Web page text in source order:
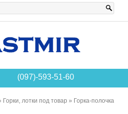
(097)-593-51-60
Горки, лотки под товар » Горка-полочка